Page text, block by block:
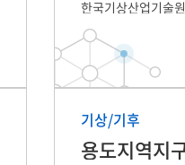
한국기상산업기술원
기상/기후